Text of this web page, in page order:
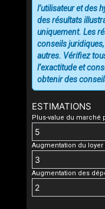
ESTIMATIONS
Plus-value du marché
Augmentation du loyer
Augmentation des
l’utilisateur et des
des résultats
uniquement. Les
conseils
autres. Vérifiez
l’exactitude et
obtenir des